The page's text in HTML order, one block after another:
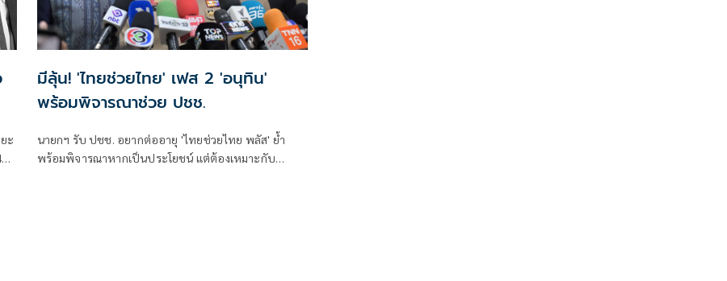
ะ
มีลุ้น! 'ไทยช่วยไทย' เฟส 2 'อนุทิน'
พร้อมพิจารณาช่วย ปชช.
นายกฯ รับ ปชช. อยากต่ออายุ 'ไทยช่วยไทย พลัส' ย้ำ
พร้อมพิจารณาหากเป็นประโยชน์ แต่ต้องเหมาะกับ